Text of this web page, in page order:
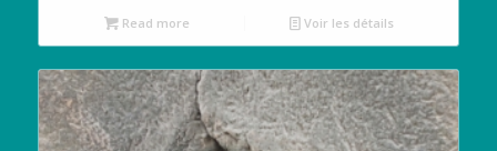
Read more Voir les détails